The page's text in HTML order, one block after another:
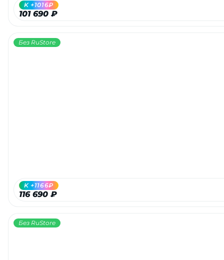
101 690 ₽
K +1016₽
Без RuStore
116 690 ₽
K +1166₽
Без RuStore